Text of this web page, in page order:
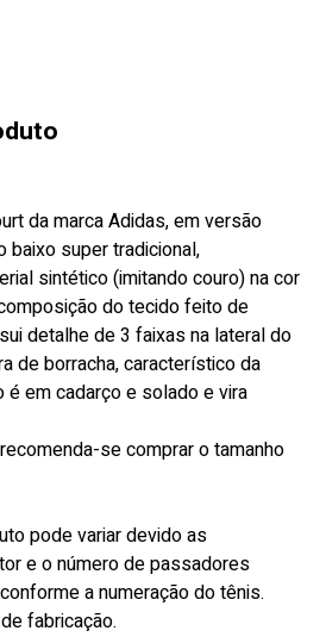
da marca Adidas, em versão
baixo super tradicional,
sintético (imitando couro) na cor
do tecido feito de
detalhe de 3 faixas na lateral do
de borracha, característico da
é em cadarço e solado e vira
se comprar o tamanho
pode variar devido as
e o número de passadores
a numeração do tênis.
fabricação.